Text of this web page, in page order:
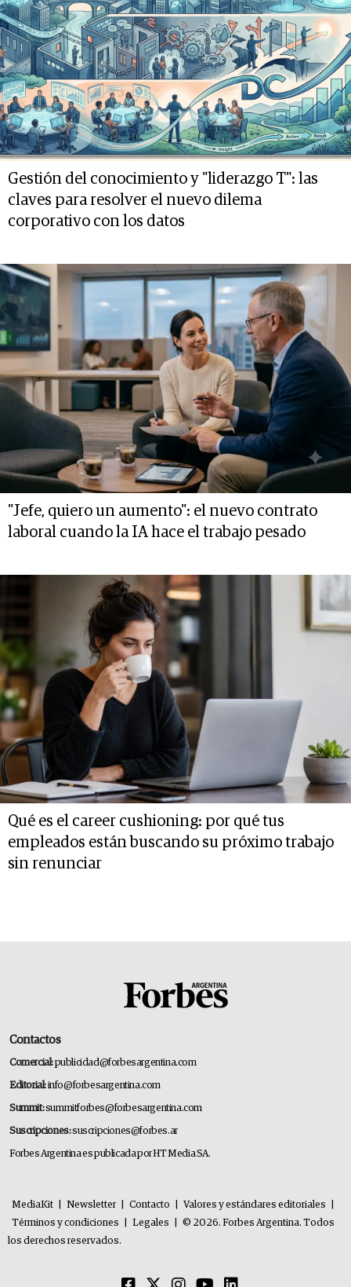
Gestión del conocimiento y "liderazgo T": las
claves para resolver el nuevo dilema
corporativo con los datos
"Jefe, quiero un aumento": el nuevo contrato
laboral cuando la IA hace el trabajo pesado
Qué es el career cushioning: por qué tus
empleados están buscando su próximo trabajo
sin renunciar
Contactos
Comercial:publicidad@forbesargentina.com
Editorial:info@forbesargentina.com
Summit:summitforbes@forbesargentina.com
Suscripciones:suscripciones@forbes.ar
Forbes Argentina es publicada por HT Media SA.
MediaKit Newsletter Contacto Valores y estándares editoriales
Términos y condiciones
Legales
© 2026. Forbes Argentina. Todos
los derechos reservados.